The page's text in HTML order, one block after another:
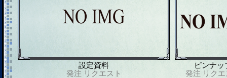
設定資料
発注 リクエスト
ピンナッ
発注 リク